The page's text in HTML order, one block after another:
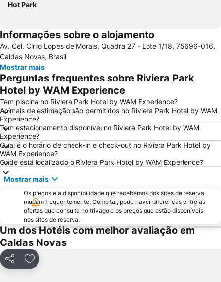
Hot Park
Informações sobre o alojamento
Av. Cel. Cirilo Lopes de Morais, Quadra 27 - Lote 1/18, 75696-016,
Caldas Novas, Brasil
Mostrar mais
Perguntas frequentes sobre Riviera Park
Hotel by WAM Experience
Tem piscina no Riviera Park Hotel by WAM Experience?
Animais de estimação são permitidos no Riviera Park Hotel by WAM
Experience?
Tem estacionamento disponível no Riviera Park Hotel by WAM
Experience?
Qual é o horário de check-in e check-out no Riviera Park Hotel by
WAM Experience?
Onde está localizado o Riviera Park Hotel by WAM Experience?
Mostrar mais
Os preços e a disponibilidade que recebemos dos sites de reserva
mudam frequentemente. Como tal, pode haver diferenças entre as
ofertas que consulta no trivago e os preços que estão disponíveis
nos sites de reserva.
Um dos Hotéis com melhor avaliação em
Caldas Novas
PartilharAdicionar aos favoritos